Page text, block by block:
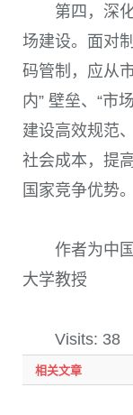
第四，深
场建设。面对
码管制，应从
内” 壁垒、“市
建设高效规范
社会成本，提
国家竞争优势。
作者为中
大学教授
Visits: 38
相关文章